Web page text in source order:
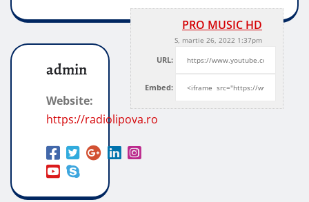
PRO MUSIC HD
S, martie 26, 2022 1:37pm
URL:
Embed:
admin
Website:
https://radiolipova.ro